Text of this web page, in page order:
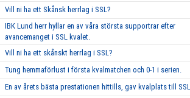
Vill ni ha ett Skånsk herrlag i SSL?
IBK Lund herr hyllar en av våra största supportrar efter
avancemanget i SSL kvalet.
Vill ni ha ett skånskt herrlag i SSL?
Tung hemmaförlust i första kvalmatchen och 0-1 i serien.
En av årets bästa prestationen hittills, gav kvalplats till